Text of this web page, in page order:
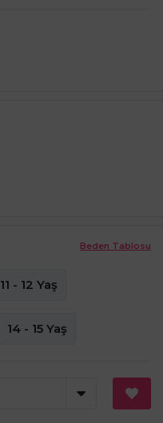
Beden Tablosu
11 - 12 Yaş
14 - 15 Yaş